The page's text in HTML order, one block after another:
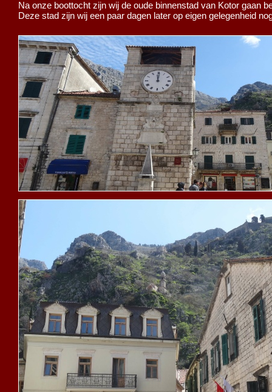
Na onze boottocht zijn wij de oude binnenstad van Kotor gaan
Deze stad zijn wij een paar dagen later op eigen gelegenheid